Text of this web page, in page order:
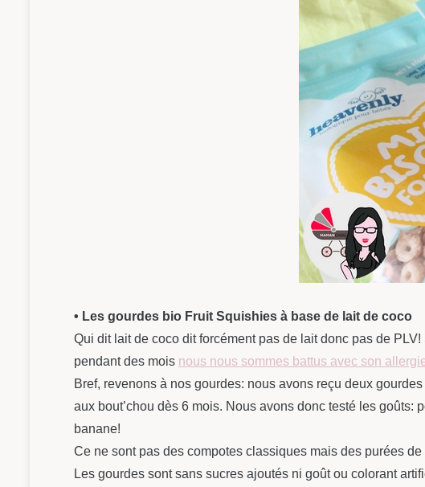
• Les gourdes bio Fruit Squishies à base de lait de coco
Qui dit lait de coco dit forcément pas de lait donc pas de
pendant des mois nous nous sommes battus avec son
Bref, revenons à nos gourdes: nous avons reçu deux
aux bout’chou dès 6 mois. Nous avons donc testé les
banane!
Ce ne sont pas des compotes classiques mais des purées
Les gourdes sont sans sucres ajoutés ni goût ou colorant